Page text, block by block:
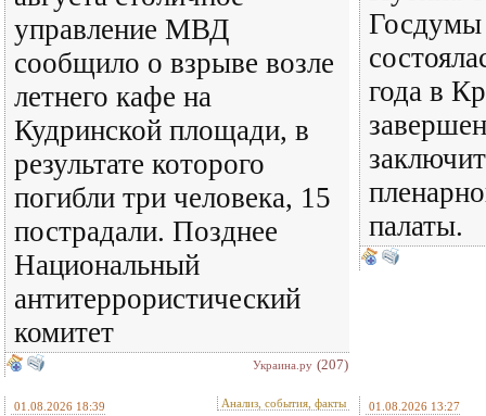
управление МВД
сообщило о взрыве возле
летнего кафе на
Кудринской площади, в
результате которого
погибли три человека, 15
пострадали. Позднее
Национальный
антитеррористический
комитет
Украина.ру (207)
года в
палаты.
01.08.2026 18:39 Анализ, события, факты 01.08.2026 13:27